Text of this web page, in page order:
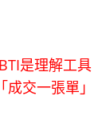
是理解工具
成交一張單